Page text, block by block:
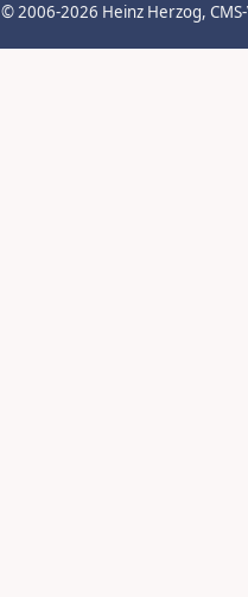
© 2006-2026 Heinz Herzog,